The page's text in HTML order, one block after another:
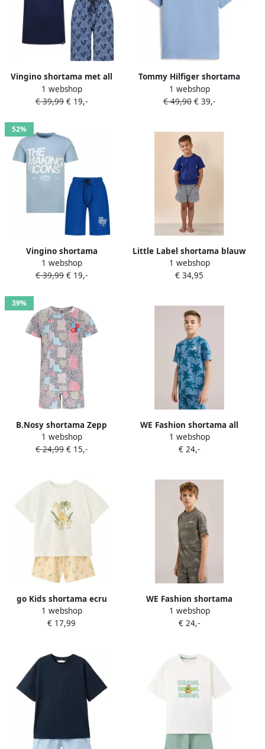
Vingino shortama met all
over print donkerblauw
blauw
1 webshop
€ 39,99 € 19,-
Tommy Hilfiger shortama
donkerblauw lichtblauw
1 webshop
€ 49,90 € 39,-
52%
Vingino shortama
lichtblauw blauw
1 webshop
€ 39,99 € 19,-
Little Label shortama blauw
1 webshop
€ 34,95
39%
B.Nosy shortama Zepp
blauw
1 webshop
€ 24,99 € 15,-
WE Fashion shortama all
over print blauw
1 webshop
€ 24,-
go Kids shortama ecru
lichtgeel
1 webshop
€ 17,99
WE Fashion shortama
donkergroen
1 webshop
€ 24,-